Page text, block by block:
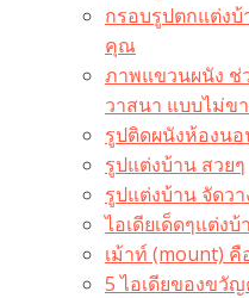
กรอบรูปตกแต่งบ้
คุณ
ภาพแขวนผนัง ช่
วาสนา แบบไม่ข
รูปติดผนังห้องน
รูปแต่งบ้าน สวยๆ
รูปแต่งบ้าน จัดว
ไอเดียเด็ดๆแต่ง
เม้าท์ (mount) คื
5 ไอเดียของขวั